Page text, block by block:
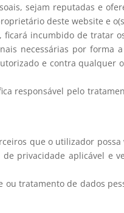
sejam reputadas e
deste website e
incumbido de tratar
necessárias por forma
e contra
responsável pelo
que o utilizador
privacidade aplicável e
tratamento de dados